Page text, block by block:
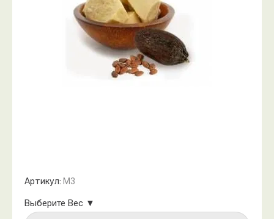
Артикул: М3
Выберите Вес ▼